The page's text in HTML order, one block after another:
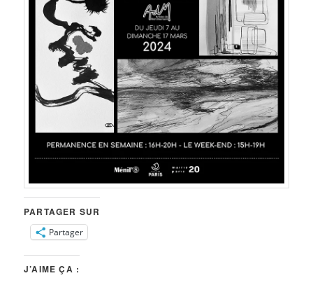
PARTAGER SUR
Partager
J’AIME ÇA :